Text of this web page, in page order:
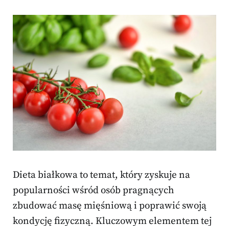
Dieta białkowa to temat, który zyskuje na
popularności wśród osób pragnących
zbudować masę mięśniową i poprawić swoją
kondycję fizyczną. Kluczowym elementem tej